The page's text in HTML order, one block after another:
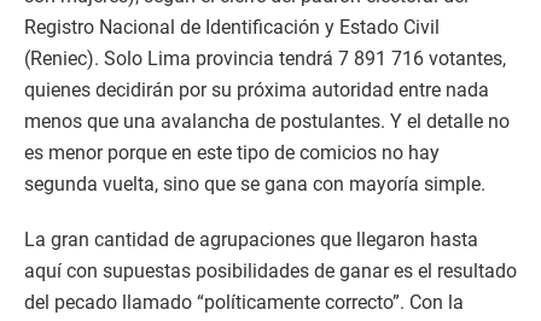
Registro Nacional de Identificación y Estado Civil
(Reniec). Solo Lima provincia tendrá 7 891 716 votantes,
quienes decidirán por su próxima autoridad entre nada
menos que una avalancha de postulantes. Y el detalle no
es menor porque en este tipo de comicios no hay
segunda vuelta, sino que se gana con mayoría simple.
La gran cantidad de agrupaciones que llegaron hasta
aquí con supuestas posibilidades de ganar es el resultado
del pecado llamado “políticamente correcto”. Con la